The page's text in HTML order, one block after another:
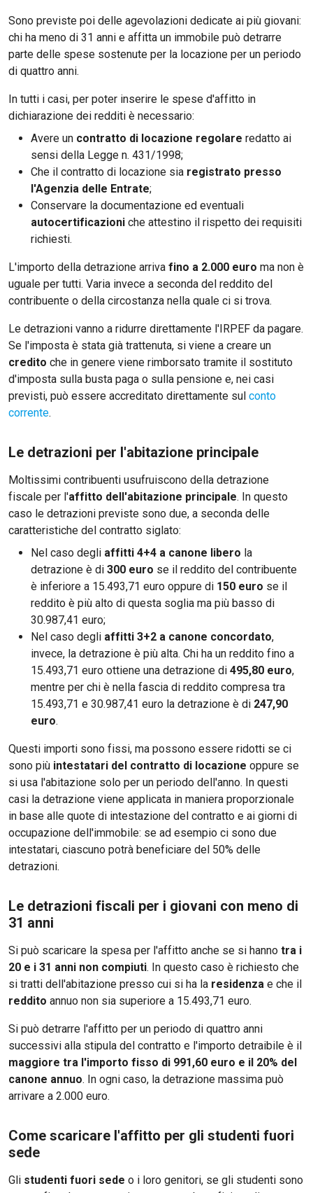
Sono previste poi delle agevolazioni dedicate ai più giovani:
chi ha meno di 31 anni e affitta un immobile può detrarre
parte delle spese sostenute per la locazione per un periodo
di quattro anni.
In tutti i casi, per poter inserire le spese d'affitto in
dichiarazione dei redditi è necessario:
Avere un contratto di locazione regolare redatto ai
sensi della Legge n. 431/1998;
Che il contratto di locazione sia registrato presso
l'Agenzia delle Entrate;
Conservare la documentazione ed eventuali
autocertificazioni che attestino il rispetto dei requisiti
richiesti.
L'importo della detrazione arriva fino a 2.000 euro ma non è
uguale per tutti. Varia invece a seconda del reddito del
contribuente o della circostanza nella quale ci si trova.
Le detrazioni vanno a ridurre direttamente l'IRPEF da pagare.
Se l'imposta è stata già trattenuta, si viene a creare un
credito che in genere viene rimborsato tramite il sostituto
d'imposta sulla busta paga o sulla pensione e, nei casi
previsti, può essere accreditato direttamente sul conto
corrente.
Le detrazioni per l'abitazione principale
Moltissimi contribuenti usufruiscono della detrazione
fiscale per l'affitto dell'abitazione principale. In questo
caso le detrazioni previste sono due, a seconda delle
caratteristiche del contratto siglato:
Nel caso degli affitti 4+4 a canone libero la
detrazione è di 300 euro se il reddito del contribuente
è inferiore a 15.493,71 euro oppure di 150 euro se il
reddito è più alto di questa soglia ma più basso di
30.987,41 euro;
Nel caso degli affitti 3+2 a canone concordato,
invece, la detrazione è più alta. Chi ha un reddito fino a
15.493,71 euro ottiene una detrazione di 495,80 euro,
mentre per chi è nella fascia di reddito compresa tra
15.493,71 e 30.987,41 euro la detrazione è di 247,90
euro.
Questi importi sono fissi, ma possono essere ridotti se ci
sono più intestatari del contratto di locazione oppure se
si usa l'abitazione solo per un periodo dell'anno. In questi
casi la detrazione viene applicata in maniera proporzionale
in base alle quote di intestazione del contratto e ai giorni di
occupazione dell'immobile: se ad esempio ci sono due
intestatari, ciascuno potrà beneficiare del 50% delle
detrazioni.
Le detrazioni fiscali per i giovani con meno di
31 anni
Si può scaricare la spesa per l'affitto anche se si hanno tra i
20 e i 31 anni non compiuti. In questo caso è richiesto che
si tratti dell'abitazione presso cui si ha la residenza e che il
reddito annuo non sia superiore a 15.493,71 euro.
Si può detrarre l'affitto per un periodo di quattro anni
successivi alla stipula del contratto e l'importo detraibile è il
maggiore tra l'importo fisso di 991,60 euro e il 20% del
canone annuo. In ogni caso, la detrazione massima può
arrivare a 2.000 euro.
Come scaricare l'affitto per gli studenti fuori
sede
Gli studenti fuori sede o i loro genitori, se gli studenti sono